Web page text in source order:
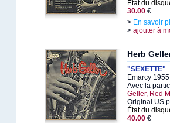
État du
30.00 €
> En savoir
> ajouter à
Herb
"SEXETTE"
Emarcy
Avec la
Geller, Red
Original US
État du
40.00 €